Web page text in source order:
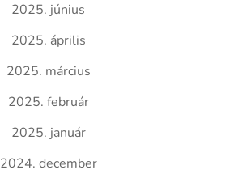
2025. június
2025. április
2025. március
2025. február
2025. január
2024. december